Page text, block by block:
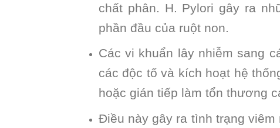
chất phân. H. Pylori gây ra
phần đầu của ruột non.
Các vi khuẩn lây nhiễm sang
các độc tố và kích hoạt hệ
hoặc gián tiếp làm tổn thương
Điều này gây ra tình trạng